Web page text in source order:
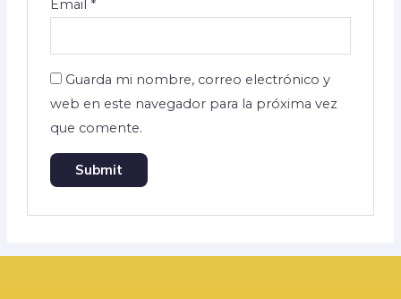
Email *
Guarda mi nombre, correo electrónico y
web en este navegador para la próxima vez
que comente.